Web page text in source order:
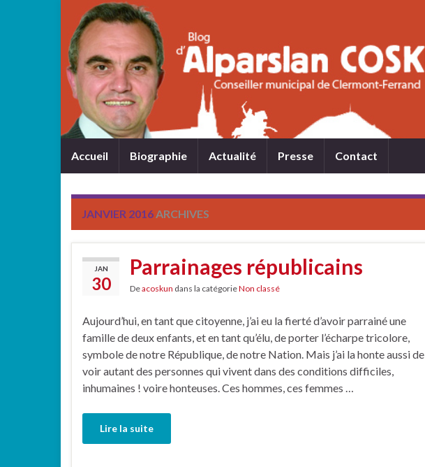
Accueil Biographie Actualité Presse Contact
JANVIER 2016ARCHIVES
JAN
30
Parrainages républicains
Deacoskun dans la catégorieNon classé
Aujourd’hui, en tant que citoyenne, j’ai eu la fierté d’avoir parrainé une
famille de deux enfants, et en tant qu’élu, de porter l’écharpe tricolore,
symbole de notre République, de notre Nation. Mais j’ai la honte aussi de
voir autant des personnes qui vivent dans des conditions difficiles,
inhumaines ! voire honteuses. Ces hommes, ces femmes …
Lire la suite